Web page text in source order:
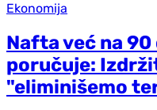
Ekonomija
Nafta već na
poručuje:
"eliminišemo